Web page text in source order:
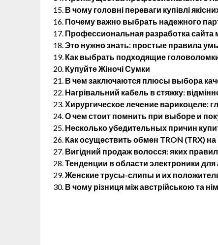
В чому головні переваги купівлі
Почему важно выбрать надежного
Профессиональная разработка
Это нужно знать: простые правила
Как выбрать подходящие
Купуйте Жіночі Сумки
В чем заключаются плюсы выбора
Нагрівальний кабель в стяжку:
Хирургическое лечение варикоцеле:
О чем стоит помнить при выборе и
Несколько убедительных причин
Как осуществить обмен TRON (TRX) на
Вигідний продаж волосся: яких
Тенденции в области электроники
Женские трусы-слипы и их
В чому різниця між австрійською та